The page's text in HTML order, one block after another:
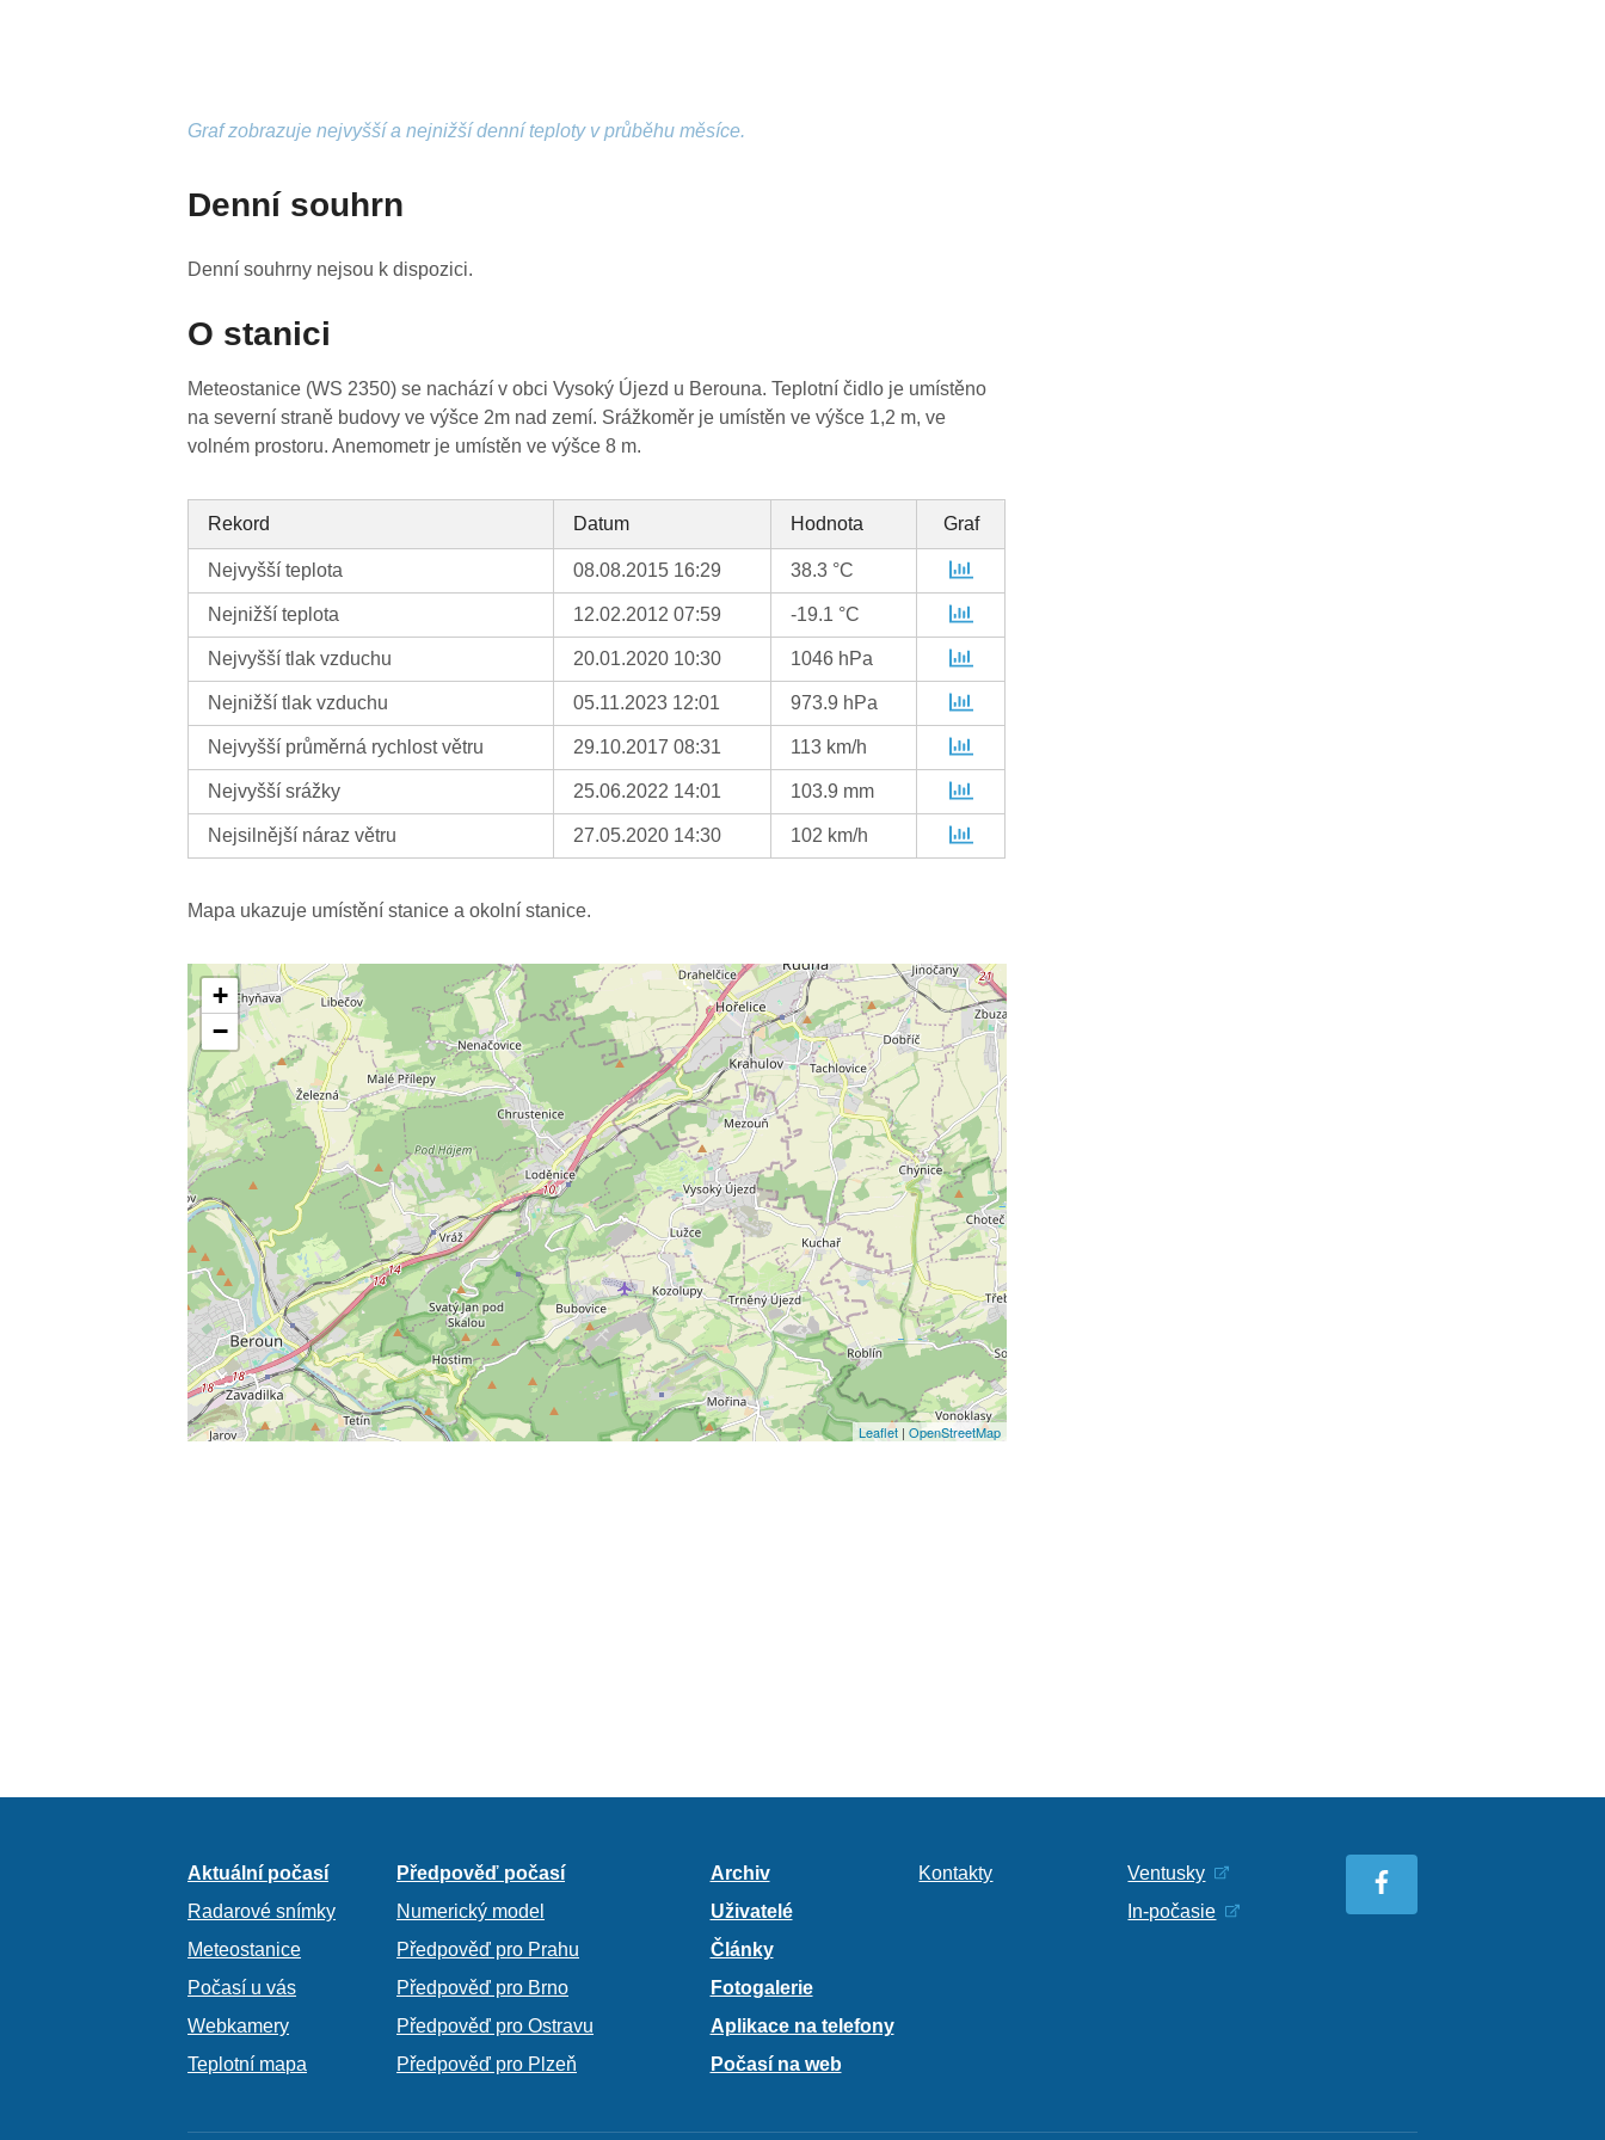
Graf zobrazuje nejvyšší a nejnižší denní teploty v průběhu měsíce.
Denní souhrn
Denní souhrny nejsou k dispozici.
O stanici
Meteostanice (WS 2350) se nachází v obci Vysoký Újezd u Berouna. Teplotní čidlo je umístěno
na severní straně budovy ve výšce 2m nad zemí. Srážkoměr je umístěn ve výšce 1,2 m, ve
volném prostoru. Anemometr je umístěn ve výšce 8 m.
Rekord Datum Hodnota Graf
Nejvyšší teplota 08.08.2015 16:29 38.3 °C
Nejnižší teplota 12.02.2012 07:59 -19.1 °C
Nejvyšší tlak vzduchu 20.01.2020 10:30 1046 hPa
Nejnižší tlak vzduchu 05.11.2023 12:01 973.9 hPa
Nejvyšší průměrná rychlost větru 29.10.2017 08:31 113 km/h
Nejvyšší srážky 25.06.2022 14:01 103.9 mm
Nejsilnější náraz větru 27.05.2020 14:30 102 km/h
Mapa ukazuje umístění stanice a okolní stanice.
+
−
Leaflet| OpenStreetMap
Aktuální počasí
Radarové snímky
Meteostanice
Počasí u vás
Webkamery
Teplotní mapa
Předpověď počasí
Numerický model
Předpověď pro Prahu
Předpověď pro Brno
Předpověď pro Ostravu
Předpověď pro Plzeň
Archiv
Uživatelé
Články
Fotogalerie
Aplikace na telefony
Počasí na web
Kontakty
Ventusky
In-počasie